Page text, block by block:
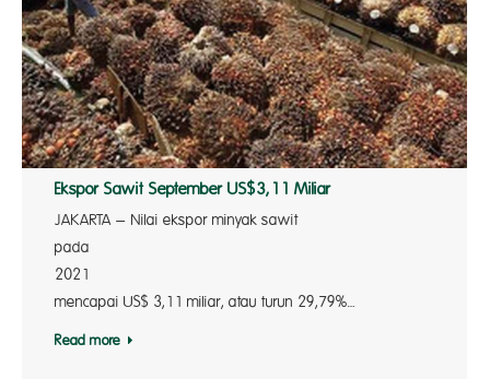
Ekspor Sawit September US$3,11 Miliar
JAKARTA – Nilai ekspor minyak sawit
pada
2021
mencapai US$ 3,11 miliar, atau turun 29,79%…
Read more